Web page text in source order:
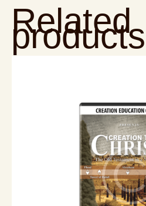
Related
products